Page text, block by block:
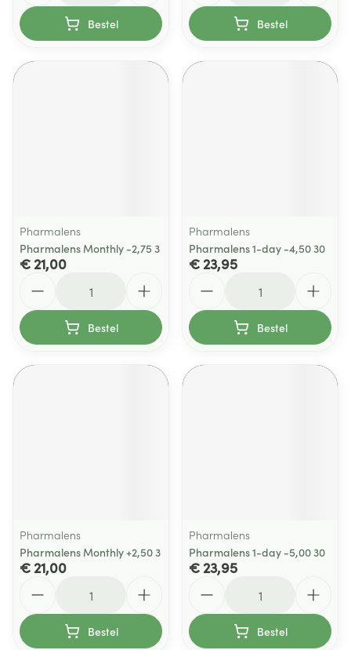
Bestel Bestel
Pharmalens
Pharmalens Monthly -2,75 3
€ 21,00
Bestel
Pharmalens
Pharmalens 1-day -4,50 30
€ 23,95
Bestel
Pharmalens
Pharmalens Monthly +2,50 3
€ 21,00
Bestel
Pharmalens
Pharmalens 1-day -5,00 30
€ 23,95
Bestel